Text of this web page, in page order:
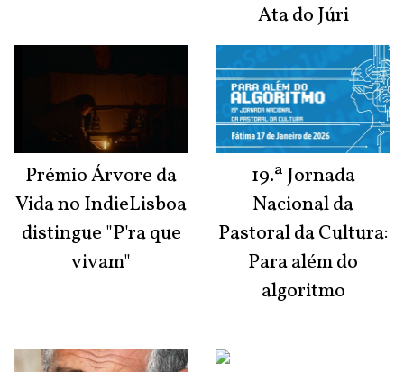
Prémio Árvore da
Vida no IndieLisboa
distingue "P'ra que
vivam"
Ata do Júri
19.ª Jornada
Nacional da
Pastoral da Cultura:
Para além do
algoritmo